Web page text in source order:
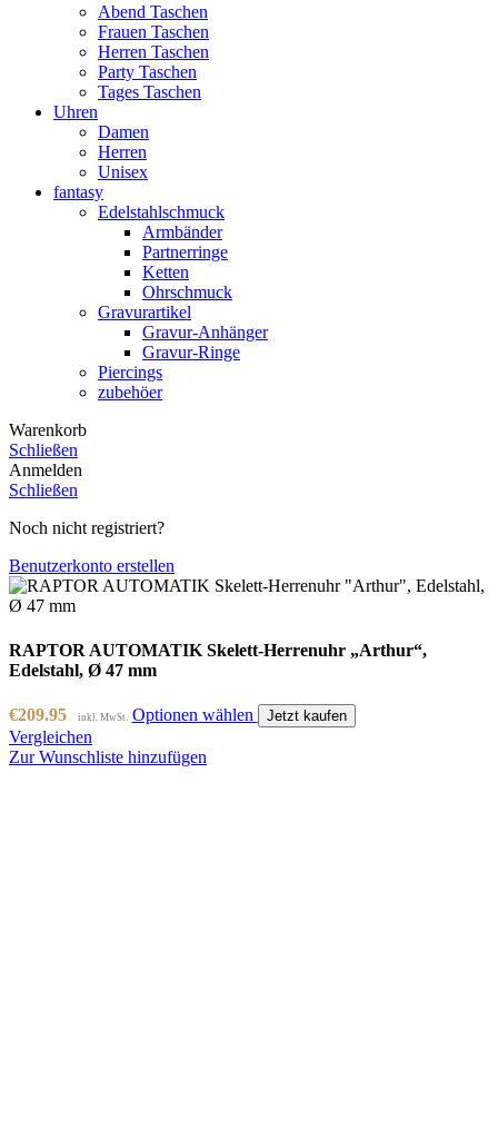
Abend Taschen
Frauen Taschen
Herren Taschen
Party Taschen
Tages Taschen
Uhren
Damen
Herren
Unisex
fantasy
Edelstahlschmuck
Armbänder
Partnerringe
Ketten
Ohrschmuck
Gravurartikel
Gravur-Anhänger
Gravur-Ringe
Piercings
zubehöer
Warenkorb
Schließen
Anmelden
Schließen
Noch nicht registriert?
Benutzerkonto erstellen
RAPTOR AUTOMATIK Skelett-Herrenuhr „Arthur“,
Edelstahl, Ø 47 mm
€209.95 inkl. MwSt. Optionen wählen Jetzt kaufen
Vergleichen
Zur Wunschliste hinzufügen